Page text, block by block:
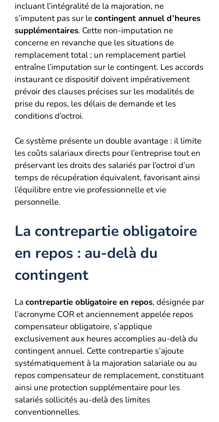
incluant l’intégralité de la majoration, ne
s’imputent pas sur lecontingent annuel d’heures
supplémentaires. Cette non-imputation ne
concerne en revanche que les situations de
remplacement total ; un remplacement partiel
entraîne l’imputation sur le contingent. Les accords
instaurant ce dispositif doivent impérativement
prévoir des clauses précises sur les modalités de
prise du repos, les délais de demande et les
conditions d’octroi.
Ce système présente un double avantage : il limite
les coûts salariaux directs pour l’entreprise tout en
préservant les droits des salariés par l’octroi d’un
temps de récupération équivalent, favorisant ainsi
l’équilibre entre vie professionnelle et vie
personnelle.
La contrepartie obligatoire
en repos : au-delà du
contingent
La contrepartie obligatoire en repos, désignée par
l’acronyme COR et anciennement appelée repos
compensateur obligatoire, s’applique
exclusivement aux heures accomplies au-delà du
contingent annuel. Cette contrepartie s’ajoute
systématiquement à la majoration salariale ou au
repos compensateur de remplacement, constituant
ainsi une protection supplémentaire pour les
salariés sollicités au-delà des limites
conventionnelles.